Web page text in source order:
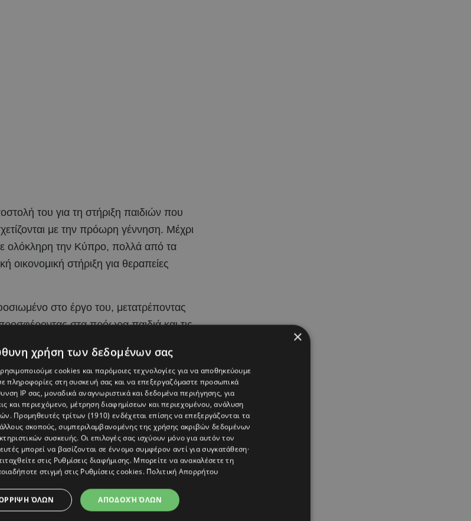
του για τη στήριξη παιδιών που
με την πρόωρη γέννηση. Μέχρι
ολόκληρη την Κύπρο, πολλά από τα
οικονομική στήριξη για θεραπείες
στο έργο του, μετατρέποντας
στα πρόωρα παιδιά και τις
για το μέλλον.
×
χρήση των δεδομένων σας
cookies και παρόμοιες τεχνολογίες για να αποθηκεύουμε
πληροφορίες στη συσκευή σας και να επεξεργαζόμαστε προσωπικά
IP σας, μοναδικά αναγνωριστικά και δεδομένα περιήγησης, για
και περιεχόμενο, μέτρηση διαφημίσεων και περιεχομένου, ανάλυση
Προμηθευτές τρίτων (1910) ενδέχεται επίσης να επεξεργάζονται τα
σκοπούς, συμπεριλαμβανομένης της χρήσης ακριβών δεδομένων
συσκευής. Οι επιλογές σας ισχύουν μόνο για αυτόν τον
μπορεί να βασίζονται σε έννομο συμφέρον αντί για συγκατάθεση·
στις Ρυθμίσεις διαφήμισης. Μπορείτε να ανακαλέσετε τη
στιγμή στις Ρυθμίσεις cookies. Πολιτική Απορρήτου
ΑΠΟΔΟΧΉ ΌΛΩΝ
ΌΛΩΝ